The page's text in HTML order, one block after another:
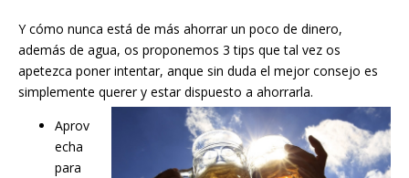
Y cómo nunca está de más ahorrar un poco de dinero,
además de agua, os proponemos 3 tips que tal vez os
apetezca poner intentar, anque sin duda el mejor consejo es
simplemente querer y estar dispuesto a ahorrarla.
Aprov
echa
para